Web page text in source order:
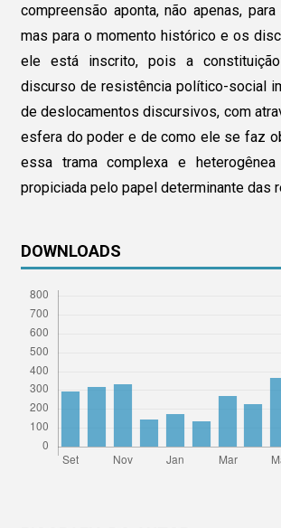
compreensão aponta, não apenas,
mas para o momento histórico e os
ele está inscrito, pois a
discurso de resistência político-social
de deslocamentos discursivos, com
esfera do poder e de como ele se faz
essa trama complexa e
propiciada pelo papel determinante das
DOWNLOADS